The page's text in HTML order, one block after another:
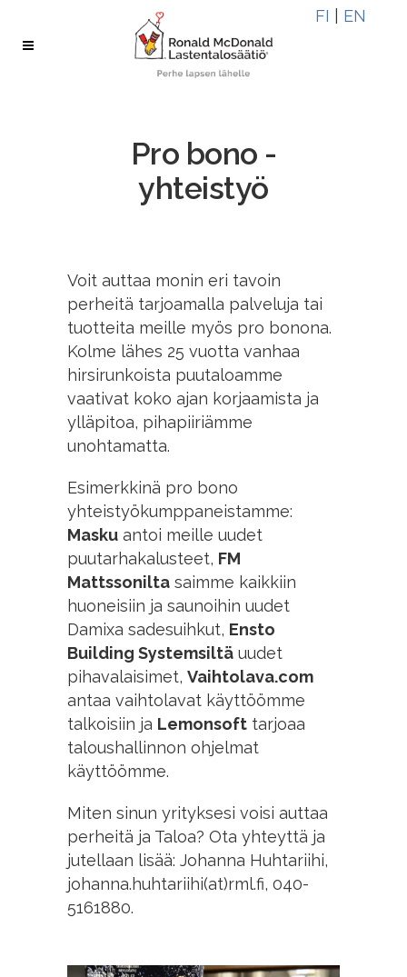
FI EN
Pro bono -
yhteistyö
Voit auttaa monin eri tavoin
perheitä tarjoamalla palveluja tai
tuotteita meille myös pro bonona.
Kolme lähes 25 vuotta vanhaa
hirsirunkoista puutaloamme
vaativat koko ajan korjaamista ja
ylläpitoa, pihapiiriämme
unohtamatta.
Esimerkkinä pro bono
yhteistyökumppaneistamme:
Masku antoi meille uudet
puutarhakalusteet, FM
Mattssonilta saimme kaikkiin
huoneisiin ja saunoihin uudet
Damixa sadesuihkut, Ensto
Building Systemsiltä uudet
pihavalaisimet, Vaihtolava.com
antaa vaihtolavat käyttöömme
talkoisiin ja Lemonsoft tarjoaa
taloushallinnon ohjelmat
käyttöömme.
Miten sinun yrityksesi voisi auttaa
perheitä ja Taloa? Ota yhteyttä ja
jutellaan lisää: Johanna Huhtariihi,
johanna.huhtariihi(at)rml.fi, 040-
5161880.